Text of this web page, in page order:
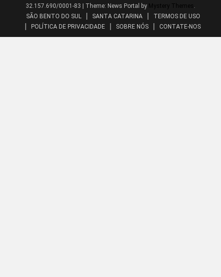
32.157.690/0001-83
Theme: News Portal by Mystery Themes .
SÃO BENTO DO SUL
SANTA CATARINA
TERMOS DE USO
POLÍTICA DE PRIVACIDADE
SOBRE NÓS CONTATE-NOS